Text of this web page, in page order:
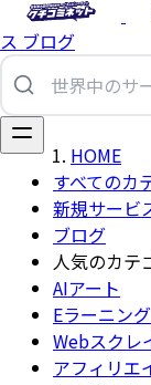
ス ブログ
すべてのカ
新規サービ
ブログ
人気のカテ
AIアート
Eラーニン
Webスクレ
アフィリエ
HOME